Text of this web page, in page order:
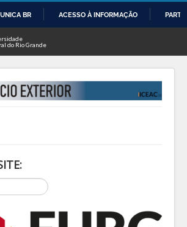
O
CONTEÚDO
BR ACESSO À INFORMAÇÃO
do Rio Grande